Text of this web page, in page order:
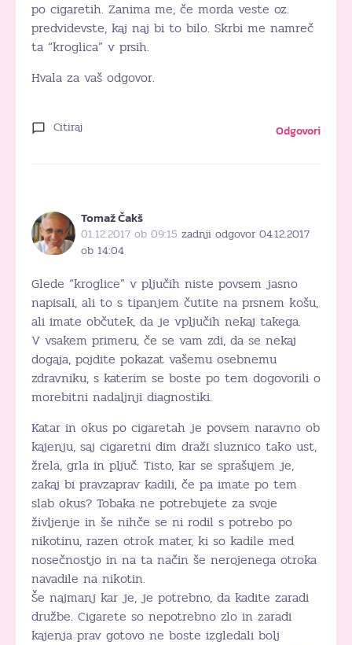
po cigaretih. Zanima me, če morda veste oz.
predvidevste, kaj naj bi to bilo. Skrbi me namreč
ta “kroglica” v prsih.
Hvala za vaš odgovor.
Citiraj Odgovori
Tomaž Čakš
01.12.2017 ob 09:15 zadnji odgovor 04.12.2017
ob 14:04
Glede “kroglice” v pljučih niste povsem jasno
napisali, ali to s tipanjem čutite na prsnem košu,
ali imate občutek, da je vpljučih nekaj takega.
V vsakem primeru, če se vam zdi, da se nekaj
dogaja, pojdite pokazat vašemu osebnemu
zdravniku, s katerim se boste po tem dogovorili o
morebitni nadaljnji diagnostiki.
Katar in okus po cigaretah je povsem naravno ob
kajenju, saj cigaretni dim draži sluznico tako ust,
žrela, grla in pljuč. Tisto, kar se sprašujem je,
zakaj bi pravzaprav kadili, če pa imate po tem
slab okus? Tobaka ne potrebujete za svoje
življenje in še nihče se ni rodil s potrebo po
nikotinu, razen otrok mater, ki so kadile med
nosečnostjo in na ta način še nerojenega otroka
navadile na nikotin.
Še najmanj kar je, je potrebno, da kadite zaradi
družbe. Cigarete so nepotrebno zlo in zaradi
kajenja prav gotovo ne boste izgledali bolj